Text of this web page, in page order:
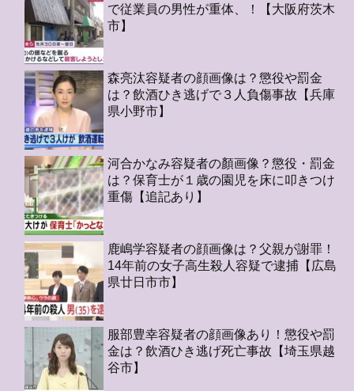
で従業員の男性が重体、！【大阪府茨木
市】
森亮汰容疑者の顔画像は？懲役や罰金
は？飲酒ひき逃げで３人負傷事故【兵庫
県小野市】
河合かなみ容疑者の顏画像？懲役・罰金
は？保育士が１歳の園児を床に叩きつけ
重傷【追記あり】
鹿嶋学容疑者の顔画像は？父親が謝罪！
14年前の女子高生殺人容疑で逮捕【広島
県廿日市市】
服部豊幸容疑者の顔画像あり！懲役や罰
金は？飲酒ひき逃げ死亡事故【埼玉県越
谷市】